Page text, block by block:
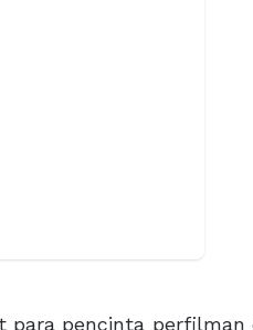
pencinta perfilman